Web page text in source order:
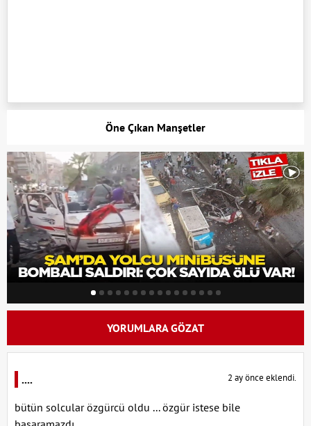
Öne Çıkan Manşetler
YORUMLARA GÖZAT
.... 2 ay önce eklendi.
bütün solcular özgürcü oldu ... özgür istese bile